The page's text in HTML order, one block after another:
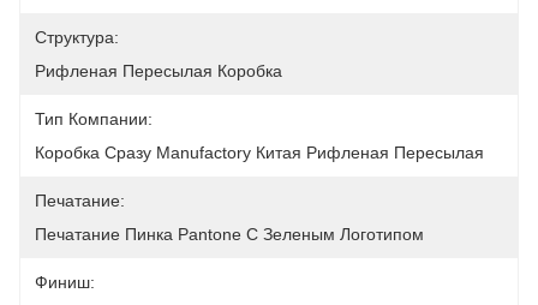
Структура:
Рифленая Пересылая Коробка
Тип Компании:
Коробка Сразу Manufactory Китая Рифленая Пересылая
Печатание:
Печатание Пинка Pantone С Зеленым Логотипом
Финиш: